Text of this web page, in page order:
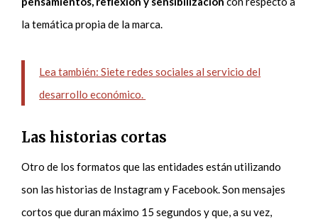
la temática propia de la marca.
Lea también: Siete redes sociales al servicio del
desarrollo económico.
Las historias cortas
Otro de los formatos que las entidades están utilizando
son las historias de Instagram y Facebook. Son mensajes
cortos que duran máximo 15 segundos y que, a su vez,